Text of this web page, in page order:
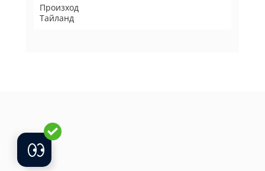
Произход
Тайланд